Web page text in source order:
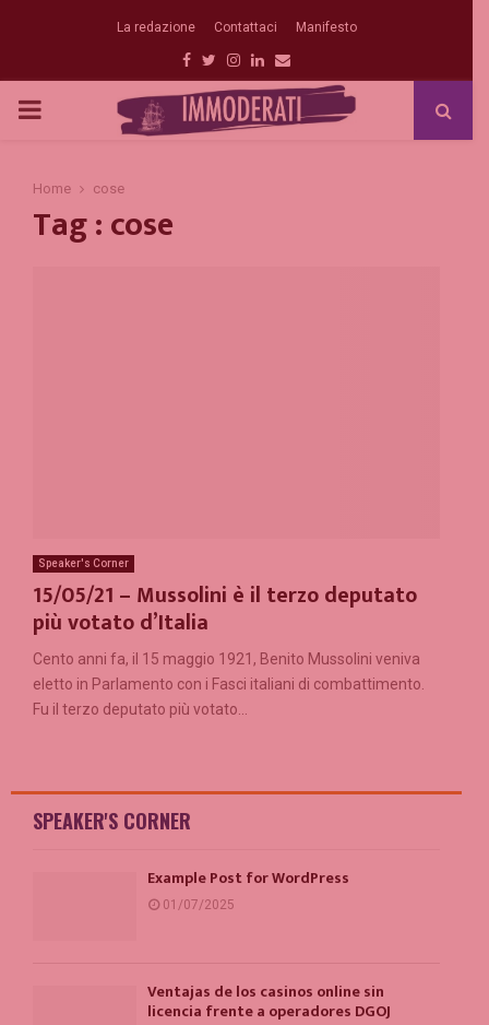
La redazione Contattaci Manifesto
Facebook
Twitter
Instagram
Linkedin
Email
PRIMARY
Home cose
Tag : cose
Speaker's Corner
15/05/21 – Mussolini è il terzo deputato
più votato d’Italia
Cento anni fa, il 15 maggio 1921, Benito Mussolini veniva
eletto in Parlamento con i Fasci italiani di combattimento.
Fu il terzo deputato più votato...
SPEAKER'S CORNER
Example Post for WordPress
01/07/2025
Ventajas de los casinos online sin
licencia frente a operadores DGOJ